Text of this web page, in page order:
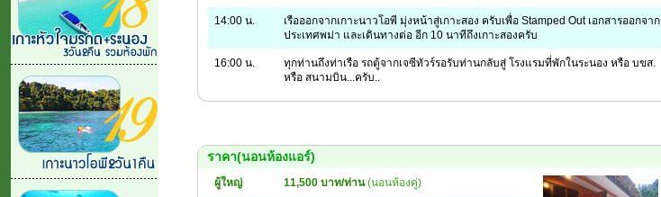
14:00 น.
เรือออกจากเกาะนาวโอพี มุ่งหน้าสู่เกาะสอง ครับเพื่อ Stamped Out เอกสารออกจาก
ประเทศพม่า และเดินทางต่อ อีก 10 นาทีถึงเกาะสองครับ
16:00 น.
ทุกท่านถึงท่าเรือ รถตู้จากเจซีทัวร์รอรับท่านกลับสู่ โรงแรมที่พักในระนอง หรือ บขส.
หรือ สนามบิน...ครับ..
ราคา(นอนห้องแอร์)
ผู้ใหญ่ 11,500 บาท/ท่าน(นอนห้องคู่)